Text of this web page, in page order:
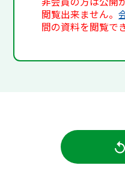
閲覧出来ません。
間の資料を閲覧で